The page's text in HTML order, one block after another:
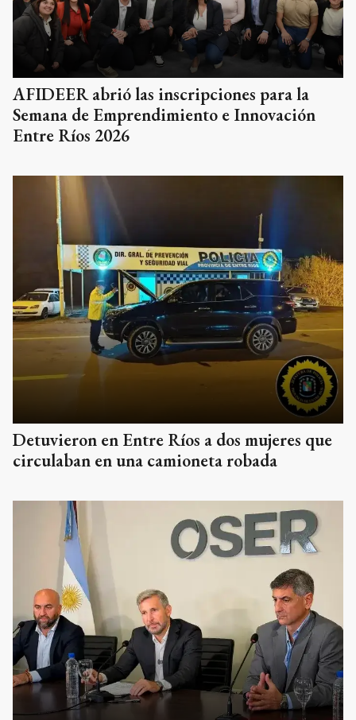
AFIDEER abrió las inscripciones para la
Semana de Emprendimiento e Innovación
Entre Ríos 2026
Detuvieron en Entre Ríos a dos mujeres que
circulaban en una camioneta robada